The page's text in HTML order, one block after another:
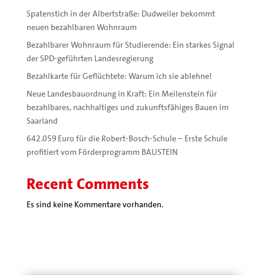
Spatenstich in der Albertstraße: Dudweiler bekommt
neuen bezahlbaren Wohnraum
Bezahlbarer Wohnraum für Studierende: Ein starkes Signal
der SPD-geführten Landesregierung
Bezahlkarte für Geflüchtete: Warum ich sie ablehne!
Neue Landesbauordnung in Kraft: Ein Meilenstein für
bezahlbares, nachhaltiges und zukunftsfähiges Bauen im
Saarland
642.059 Euro für die Robert-Bosch-Schule – Erste Schule
profitiert vom Förderprogramm BAUSTEIN
Recent Comments
Es sind keine Kommentare vorhanden.